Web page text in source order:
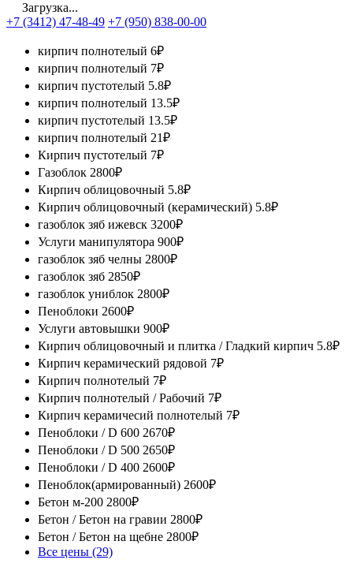
Загрузка...
+7 (3412) 47-48-49 +7 (950) 838-00-00
кирпич полнотелый 6₽
кирпич полнотелый 7₽
кирпич пустотелый 5.8₽
кирпич полнотелый 13.5₽
кирпич пустотелый 13.5₽
кирпич полнотелый 21₽
Кирпич пустотелый 7₽
Газоблок 2800₽
Кирпич облицовочный 5.8₽
Кирпич облицовочный (керамический) 5.8₽
газоблок зяб ижевск 3200₽
Услуги манипулятора 900₽
газоблок зяб челны 2800₽
газоблок зяб 2850₽
газоблок униблок 2800₽
Пеноблоки 2600₽
Услуги автовышки 900₽
Кирпич облицовочный и плитка / Гладкий кирпич 5.8₽
Кирпич керамический рядовой 7₽
Кирпич полнотелый 7₽
Кирпич полнотелый / Рабочий 7₽
Кирпич керамичесий полнотелый 7₽
Пеноблоки / D 600 2670₽
Пеноблоки / D 500 2650₽
Пеноблоки / D 400 2600₽
Пеноблок(армированный) 2600₽
Бетон м-200 2800₽
Бетон / Бетон на гравии 2800₽
Бетон / Бетон на щебне 2800₽
Все цены (29)